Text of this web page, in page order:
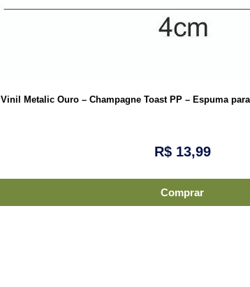
Vinil Metalic Ouro – Champagne Toast PP – Espuma
R$13,99
Comprar